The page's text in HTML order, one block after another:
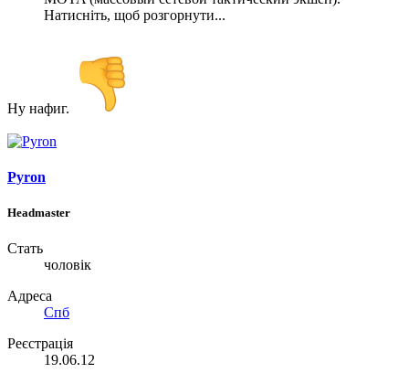
Натисніть, щоб розгорнути...
Ну нафиг.
Pyron
Headmaster
Стать
чоловік
Адреса
Спб
Реєстрація
19.06.12